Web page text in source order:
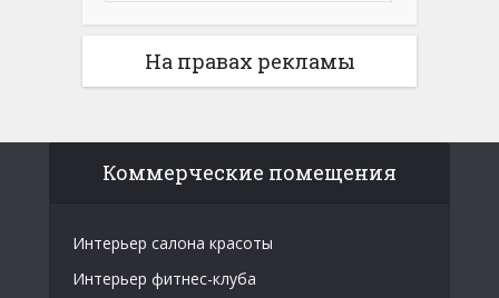
На правах рекламы
Коммерческие помещения
Интерьер салона красоты
Интерьер фитнес-клуба